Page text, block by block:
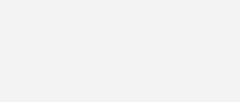
KG
widerrufen und eine Abmeldung ist
zum Umgang mit Daten finden Sie